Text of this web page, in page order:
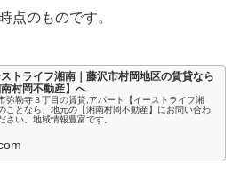
点のものです。
トライフ湘南｜藤沢市村岡地区の賃貸なら
南村岡不動産】へ
弥勒寺３丁目の賃貸,アパート【イーストライフ湘
ことなら、地元の【湘南村岡不動産】にお問い合わ
さい。地域情報豊富です。